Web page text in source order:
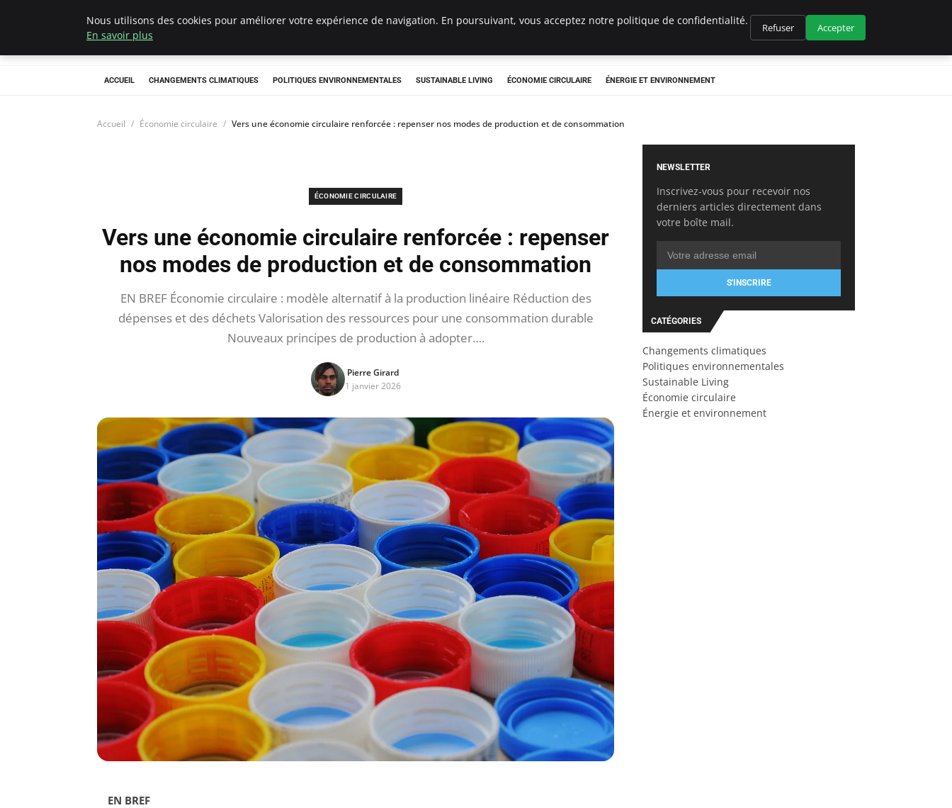
Climategatecountryclub.com
ACCUEIL CHANGEMENTS CLIMATIQUES POLITIQUES ENVIRONNEMENTALES SUSTAINABLE LIVING ÉCONOMIE CIRCULAIRE ÉNERGIE ET ENVIRONNEMENT
Accueil Économie circulaire Vers une économie circulaire renforcée : repenser nos modes de production et de consommation
ÉCONOMIE CIRCULAIRE
Vers une économie circulaire renforcée : repenser
nos modes de production et de consommation
EN BREF Économie circulaire : modèle alternatif à la production linéaire Réduction des
dépenses et des déchets Valorisation des ressources pour une consommation durable
Nouveaux principes de production à adopter….
Pierre Girard
1 janvier 2026
EN BREF
NEWSLETTER
Inscrivez-vous pour recevoir nos
derniers articles directement dans
votre boîte mail.
S'INSCRIRE
CATÉGORIES
Changements climatiques
Politiques environnementales
Sustainable Living
Économie circulaire
Énergie et environnement
Nous utilisons des cookies pour améliorer votre expérience de navigation. En poursuivant, vous acceptez notre politique de confidentialité.
En savoir plus
Refuser Accepter